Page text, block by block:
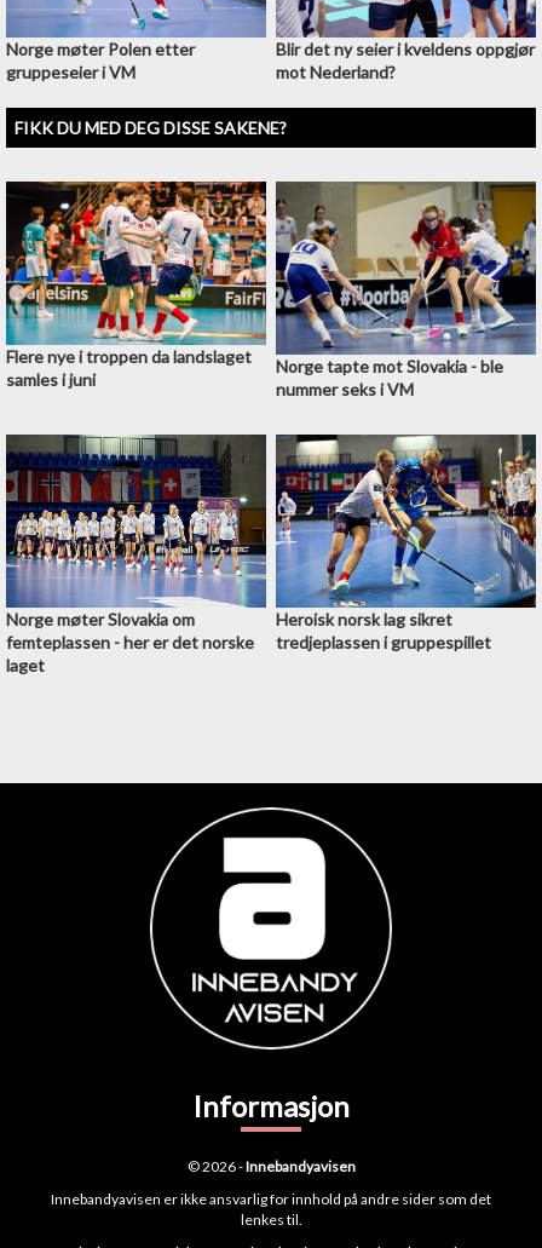
Norge møter Polen etter
gruppeseier i VM
Blir det ny seier i kveldens oppgjør
mot Nederland?
FIKK DU MED DEG DISSE SAKENE?
Flere nye i troppen da landslaget
samles i juni
Norge tapte mot Slovakia - ble
nummer seks i VM
Norge møter Slovakia om
femteplassen - her er det norske
laget
Heroisk norsk lag sikret
tredjeplassen i gruppespillet
Informasjon
© 2026 -Innebandyavisen
Innebandyavisen er ikke ansvarlig for innhold på andre sider som det
lenkes til.